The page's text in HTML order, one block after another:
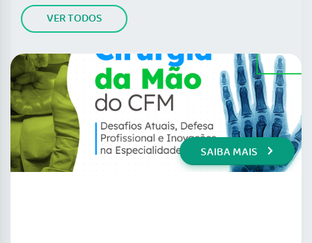
VER TODOS
SAIBA MAIS